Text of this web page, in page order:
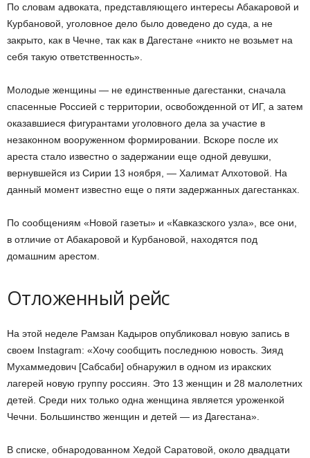
По словам адвоката, представляющего интересы Абакаровой и
Курбановой, уголовное дело было доведено до суда, а не
закрыто, как в Чечне, так как в Дагестане «никто не возьмет на
себя такую ответственность».
Молодые женщины — не единственные дагестанки, сначала
спасенные Россией с территории, освобожденной от ИГ, а затем
оказавшиеся фигурантами уголовного дела за участие в
незаконном вооруженном формировании. Вскоре после их
ареста стало известно о задержании еще одной девушки,
вернувшейся из Сирии 13 ноября, — Халимат Алхотовой. На
данный момент известно еще о пяти задержанных дагестанках.
По сообщениям «Новой газеты» и «Кавказского узла», все они,
в отличие от Абакаровой и Курбановой, находятся под
домашним арестом.
Отложенный рейс
На этой неделе Рамзан Кадыров опубликовал новую запись в
своем Instagram: «Хочу сообщить последнюю новость. Зияд
Мухаммедович [Сабсаби] обнаружил в одном из иракских
лагерей новую группу россиян. Это 13 женщин и 28 малолетних
детей. Среди них только одна женщина является уроженкой
Чечни. Большинство женщин и детей — из Дагестана».
В списке, обнародованном Хедой Саратовой, около двадцати